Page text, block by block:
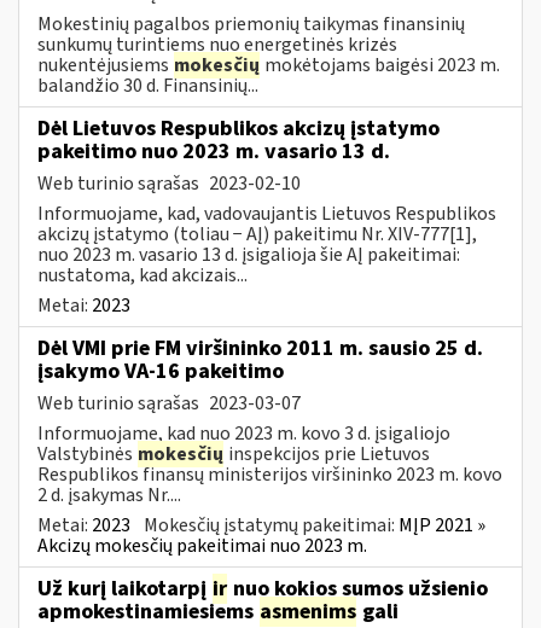
Mokestinių pagalbos priemonių taikymas finansinių
sunkumų turintiems nuo energetinės krizės
nukentėjusiems mokesčių mokėtojams baigėsi 2023 m.
balandžio 30 d. Finansinių...
Dėl Lietuvos Respublikos akcizų įstatymo
pakeitimo nuo 2023 m. vasario 13 d.
Web turinio sąrašas 2023-02-10
Informuojame, kad, vadovaujantis Lietuvos Respublikos
akcizų įstatymo (toliau − AĮ) pakeitimu Nr. XIV-777[1],
nuo 2023 m. vasario 13 d. įsigalioja šie AĮ pakeitimai:
nustatoma, kad akcizais...
Metai: 2023
Dėl VMI prie FM viršininko 2011 m. sausio 25 d.
įsakymo VA-16 pakeitimo
Web turinio sąrašas 2023-03-07
Informuojame, kad nuo 2023 m. kovo 3 d. įsigaliojo
Valstybinės mokesčių inspekcijos prie Lietuvos
Respublikos finansų ministerijos viršininko 2023 m. kovo
2 d. įsakymas Nr....
Metai: 2023 Mokesčių įstatymų pakeitimai: MĮP 2021 »
Akcizų mokesčių pakeitimai nuo 2023 m.
Už kurį laikotarpį ir nuo kokios sumos užsienio
apmokestinamiesiems asmenims gali